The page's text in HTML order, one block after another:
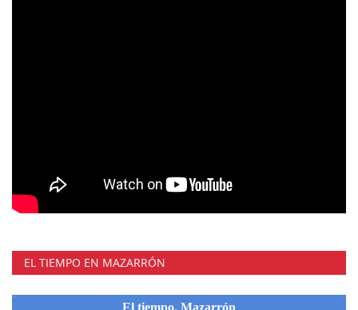
EL TIEMPO EN MAZARRÓN